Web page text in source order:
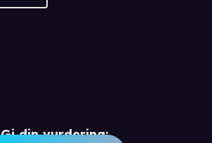
Gi din vurdering: